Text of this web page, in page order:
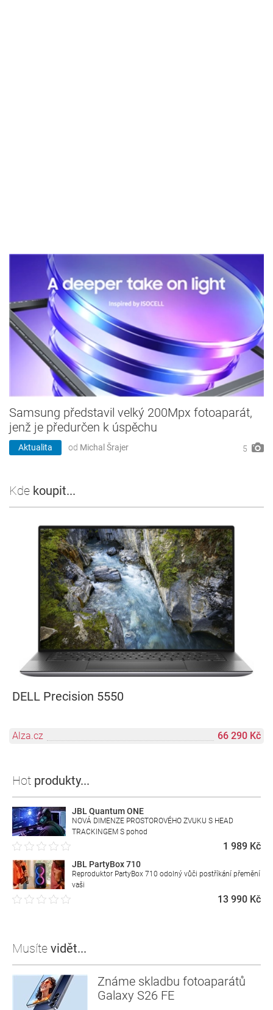
Samsung představil velký 200Mpx fotoaparát,
jenž je předurčen k úspěchu
Aktualita od Michal Šrajer 5
Kde koupit...
DELL Precision 5550
Alza.cz 66 290 Kč
Hot produkty...
JBL Quantum ONE
NOVÁ DIMENZE PROSTOROVÉHO ZVUKU S HEAD
TRACKINGEM S pohod
1 989 Kč
JBL PartyBox 710
Reproduktor PartyBox 710 odolný vůči postříkání přemění
vaši
13 990 Kč
Musíte vidět...
Známe skladbu fotoaparátů
Galaxy S26 FE